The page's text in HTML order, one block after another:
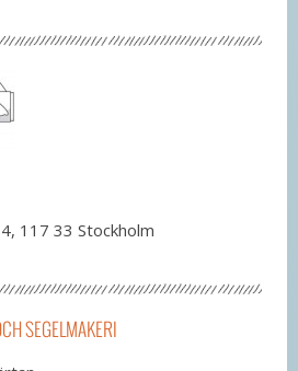
117 33 Stockholm
SEGELMAKERI